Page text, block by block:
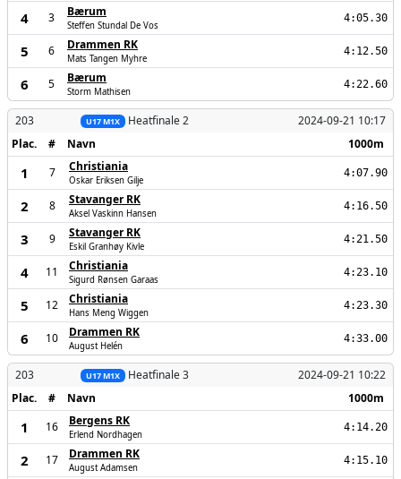
4 3 Bærum
Steffen Stundal De Vos
4:05.30
5 6 Drammen RK
Mats Tangen Myhre
4:12.50
6 5 Bærum
Storm Mathisen
4:22.60
203 U17 M1X Heatfinale 2
2024-09-21 10:17
Plac.
# Navn 1000m
1 7 Christiania
Oskar Eriksen Gilje
4:07.90
2 8 Stavanger RK
Aksel Vaskinn Hansen
4:16.50
3 9 Stavanger RK
Eskil Granhøy Kivle
4:21.50
4 11 Christiania
Sigurd Rønsen Garaas
4:23.10
5 12 Christiania
Hans Meng Wiggen
4:23.30
6 10 Drammen RK
August Helén
4:33.00
203 U17 M1X Heatfinale 3
2024-09-21 10:22
Plac.
# Navn 1000m
1 16 Bergens RK
Erlend Nordhagen
4:14.20
2 17 Drammen RK
August Adamsen
4:15.10